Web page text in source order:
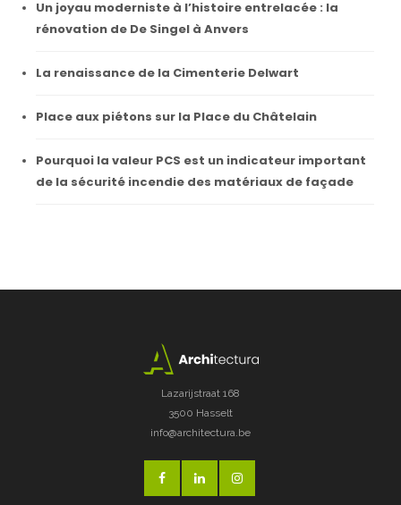
Un joyau moderniste à l’histoire entrelacée : la
rénovation de De Singel à Anvers
La renaissance de la Cimenterie Delwart
Place aux piétons sur la Place du Châtelain
Pourquoi la valeur PCS est un indicateur important
de la sécurité incendie des matériaux de façade
Lazarijstraat 168
3500 Hasselt
info@architectura.be